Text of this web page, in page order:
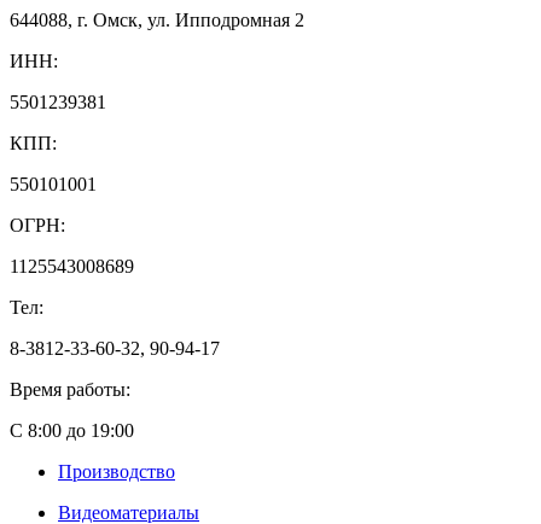
644088, г. Омск, ул. Ипподромная 2
ИНН:
5501239381
КПП:
550101001
ОГРН:
1125543008689
Тел:
8-3812-33-60-32, 90-94-17
Время работы:
С 8:00 до 19:00
Производство
Видеоматериалы